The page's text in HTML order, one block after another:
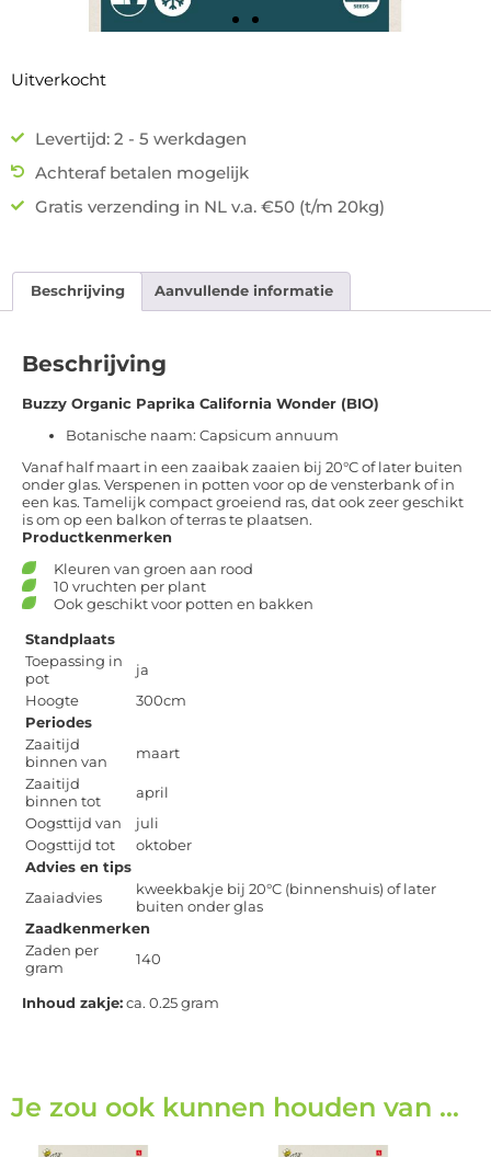
Uitverkocht
Levertijd: 2 - 5 werkdagen
Achteraf betalen mogelijk
Gratis verzending in NL v.a. €50 (t/m 20kg)
Beschrijving Aanvullende informatie
Beschrijving
Buzzy Organic Paprika California Wonder (BIO)
Botanische naam: Capsicum annuum
Vanaf half maart in een zaaibak zaaien bij 20°C of later buiten
onder glas. Verspenen in potten voor op de vensterbank of in
een kas. Tamelijk compact groeiend ras, dat ook zeer geschikt
is om op een balkon of terras te plaatsen.
Productkenmerken
Kleuren van groen aan rood
10 vruchten per plant
Ook geschikt voor potten en bakken
Standplaats
Toepassing in
pot
ja
Hoogte
300cm
Periodes
Zaaitijd
binnen van
maart
Zaaitijd
binnen tot
april
Oogsttijd van
juli
Oogsttijd tot
oktober
Advies en tips
Zaaiadvies
kweekbakje bij 20°C (binnenshuis) of later
buiten onder glas
Zaadkenmerken
Zaden per
gram
140
Inhoud zakje:ca. 0.25 gram
Je zou ook kunnen houden van …